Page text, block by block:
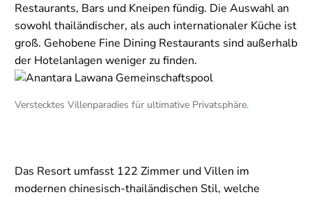
Restaurants, Bars und Kneipen fündig. Die Auswahl an
sowohl thailändischer, als auch internationaler Küche ist
groß. Gehobene Fine Dining Restaurants sind außerhalb
der Hotelanlagen weniger zu finden.
Verstecktes Villenparadies für ultimative Privatsphäre.
Das Resort umfasst 122 Zimmer und Villen im
modernen chinesisch-thailändischen Stil, welche